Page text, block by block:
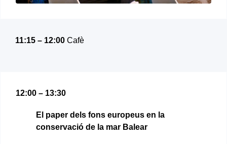
11:15 – 12:00 Cafè
12:00 – 13:30
El paper dels fons europeus en la
conservació de la mar Balear